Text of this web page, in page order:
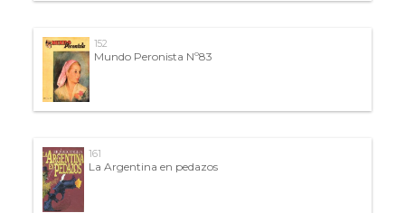
152
Mundo Peronista Nº83
161
La Argentina en pedazos